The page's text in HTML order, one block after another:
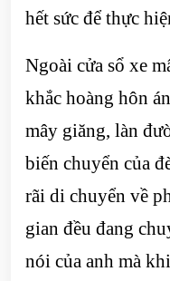
hết sức để thực
Ngoài cửa sổ xe
khắc hoàng hôn
mây giăng, làn
biến chuyển của
rãi di chuyển về
gian đều đang
nói của anh mà